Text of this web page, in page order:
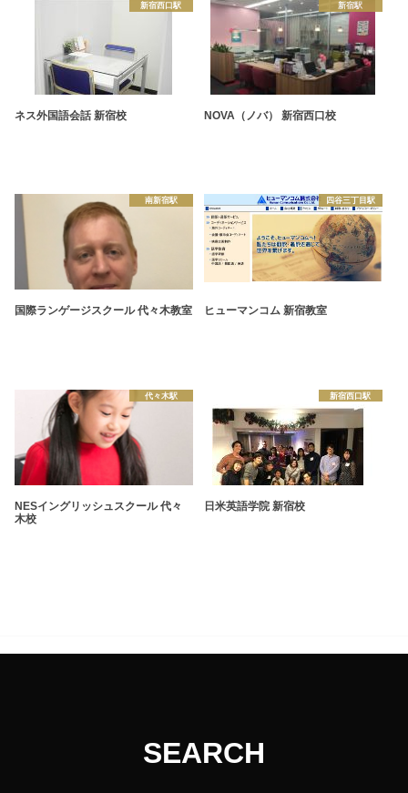
新宿西口駅
ネス外国語会話 新宿校
新宿駅
NOVA（ノバ） 新宿西口校
南新宿駅
国際ランゲージスクール 代々木教室
四谷三丁目駅
ヒューマンコム 新宿教室
代々木駅
NESイングリッシュスクール 代々
木校
新宿西口駅
日米英語学院 新宿校
SEARCH